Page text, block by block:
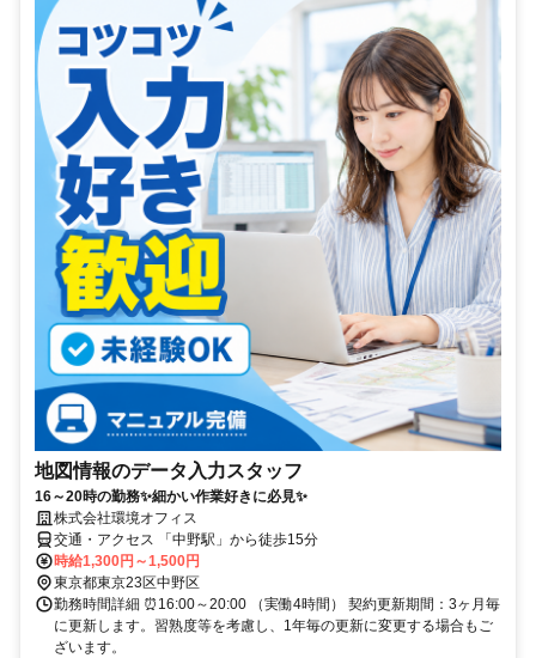
地図情報のデータ入力スタッフ
16～20時の勤務✨細かい作業好きに必見✨
株式会社環境オフィス
交通・アクセス 「中野駅」から徒歩15分
時給1,300円～1,500円
東京都東京23区中野区
勤務時間詳細 ⏰16:00～20:00 （実働4時間） 契約更新期間：3ヶ月毎
に更新します。習熟度等を考慮し、1年毎の更新に変更する場合もご
ざいます。